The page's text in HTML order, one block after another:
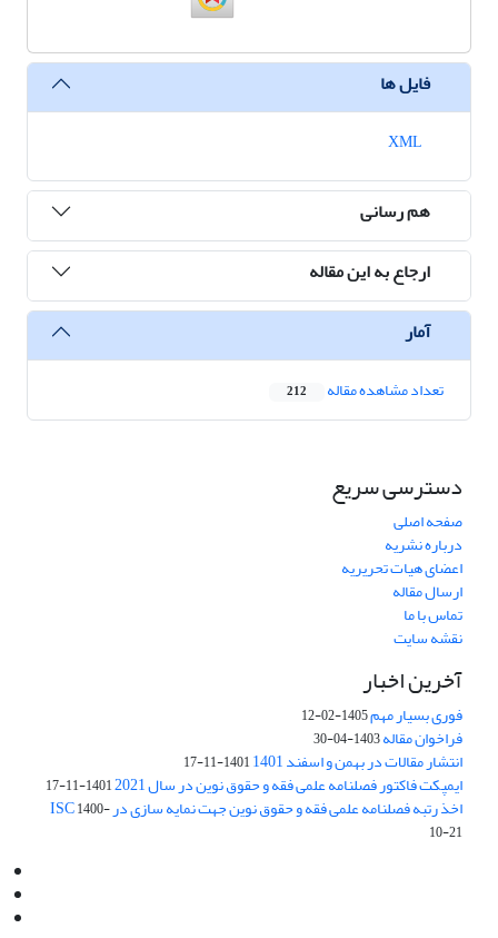
فایل ها
هم رسانی
ارجاع به این مقاله
آمار
تعداد مشاهده مقاله 212
دسترسی سریع
صفحه اصلی
درباره نشریه
اعضای هیات تحریریه
ارسال مقاله
تماس با ما
نقشه سایت
آخرین اخبار
فوری بسیار مهم1405-02-12
فراخوان مقاله1403-04-30
انتشار مقالات در بهمن و اسفند 1401 1401-11-17
ایمپکت فاکتور فصلنامه علمی فقه و حقوق نوین در سال 2021 1401-11-17
اخذ رتبه فصلنامه علمی فقه و حقوق نوین جهت نمایه سازی در ISC1400-
10-21